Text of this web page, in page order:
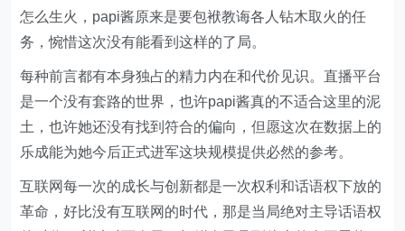
怎么生火，papi酱原来是要包袱教诲各人钻木取火的任
务，惋惜这次没有能看到这样的了局。
每种前言都有本身独占的精力内在和代价见识。直播平台
是一个没有套路的世界，也许papi酱真的不适合这里的泥
土，也许她还没有找到符合的偏向，但愿这次在数据上的
乐成能为她今后正式进军这块规模提供必然的参考。
互联网每一次的成长与创新都是一次权利和话语权下放的
革命，好比没有互联网的时代，那是当局绝对主导话语权